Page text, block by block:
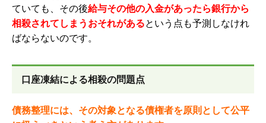
ていても、その後給与その他の入金があったら銀行から
相殺されてしまうおそれがあるという点も予測しなけれ
ばならないのです。
口座凍結による相殺の問題点
債務整理には、その対象となる債権者を原則として公平